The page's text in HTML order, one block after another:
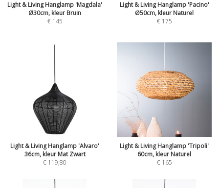
Light & Living Hanglamp 'Magdala'
Ø30cm, kleur Bruin
€ 145
Light & Living Hanglamp 'Pacino'
Ø50cm, kleur Naturel
€ 175
Light & Living Hanglamp 'Alvaro'
36cm, kleur Mat Zwart
€ 119,80
Light & Living Hanglamp 'Tripoli'
60cm, kleur Naturel
€ 165